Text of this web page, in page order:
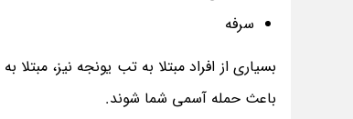
سرفه
بسیاری از افراد مبتلا به تب یونجه نیز،
باعث حمله آسمی شما شوند.